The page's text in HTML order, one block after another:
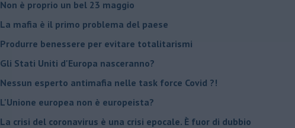
Non è proprio un bel 23 maggio
La mafia è il primo problema del paese
Produrre benessere per evitare totalitarismi
Gli Stati Uniti d'Europa nasceranno?
Nessun esperto antimafia nelle task force Covid ?!
L'Unione europea non è europeista?
La crisi del coronavirus è una crisi epocale. È fuor di dubbio